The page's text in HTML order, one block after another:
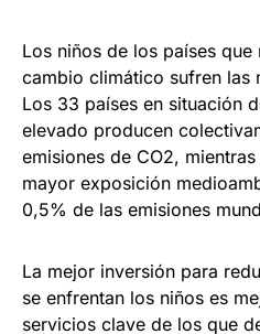
Los niños de los países
cambio climático sufren las
Los 33 países en situación
elevado producen
emisiones de CO2,
mayor exposición
0,5% de las emisiones
La mejor inversión para
se enfrentan los niños es
servicios clave de los que